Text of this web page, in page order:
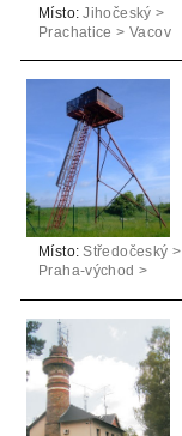
Místo: Jihočeský >
Prachatice > Vacov
Místo: Středočeský >
Praha-východ >